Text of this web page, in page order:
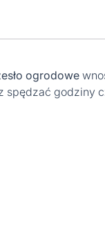
ogrodowe
spędzać godziny